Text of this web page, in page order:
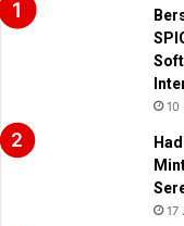
10
17